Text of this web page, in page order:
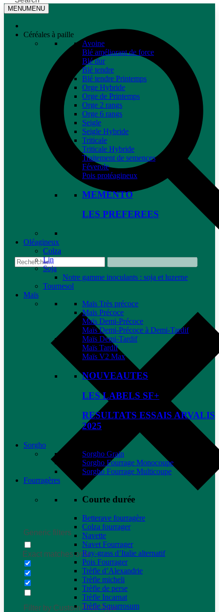
Generic filters
Exact matches only
Filter by Custom Post Type
MENUMENU
Céréales à paille
Avoine
Blé améliorant de force
Blé dur
Blé tendre
Blé tendre Printemps
Orge Hybride
Orge de Printemps
Orge 2 rangs
Orge 6 rangs
Seigle
Seigle Hybride
Triticale
Triticale Hybride
Traitement de semences
Féverole
Pois protéagineux
MEMENTO
LES PREFEREES
Oléagineux
Colza
Lin
Soja
Notre gamme inoculants : soja et luzerne
Tournesol
Maïs
Maïs Très précoce
Maïs Précoce
Maïs Demi-Précoce
Maïs Demi-Précoce à Demi-Tardif
Maïs Demi-Tardif
Maïs Tardif
Maïs V2 Max
NOUVEAUTES
LES LABELS SF+
RESULTATS ESSAIS ARVALIS
2025
Sorgho
Sorgho Grain
Sorgho Fourrage Monocoupe
Sorgho Fourrage Multicoupe
Fourragères
Courte durée
Betterave fourragère
Colza fourrager
Navette
Navet Fourrager
Ray-grass d’Italie alternatif
Pois Fourrager
Trèfle d’Alexandrie
Trèfle micheli
Trèfle de perse
Trèfle Incarnat
Trèfle Squarrosum